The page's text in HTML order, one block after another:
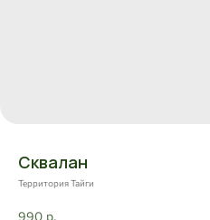
Сквалан
Территория Тайги
990 р.